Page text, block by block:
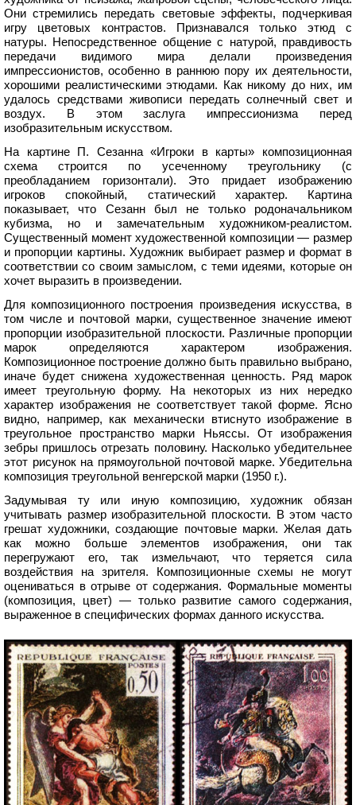
Они стремились передать световые эффекты, подчеркивая
игру цветовых контрастов. Признавался только этюд с
натуры. Непосредственное общение с натурой, правдивость
передачи видимого мира делали произведения
импрессионистов, особенно в раннюю пору их деятельности,
хорошими реалистическими этюдами. Как никому до них, им
удалось средствами живописи передать солнечный свет и
воздух. В этом заслуга импрессионизма перед
изобразительным искусством.
На картине П. Сезанна «Игроки в карты» композиционная
схема строится по усеченному треугольнику (с
преобладанием горизонтали). Это придает изображению
игроков спокойный, статический характер. Картина
показывает, что Сезанн был не только родоначальником
кубизма, но и замечательным художником-peaлистом.
Существенный момент художественной композиции — размер
и пропорции картины. Художник выбирает размер и формат в
соответствии со своим замыслом, с теми идеями, которые он
хочет выразить в произведении.
Для композиционного построения произведения искусства, в
том числе и почтовой марки, существенное значение имеют
пропорции изобразительной плоскости. Различные пропорции
марок определяются характером изображения.
Композиционное построение должно быть правильно выбрано,
иначе будет снижена художественная ценность. Ряд марок
имеет треугольную форму. На некоторых из них нередко
характер изображения не соответствует такой форме. Ясно
видно, например, как механически втиснуто изображение в
треугольное пространство марки Ньяссы. От изображения
зебры пришлось отрезать половину. Насколько убедительнее
этот рисунок на прямоугольной почтовой марке. Убедительна
композиция треугольной венгерской марки (1950 г.).
Задумывая ту или иную композицию, художник обязан
учитывать размер изобразительной плоскости. В этом часто
грешат художники, создающие почтовые марки. Желая дать
как можно больше элементов изображения, они так
перегружают его, так измельчают, что теряется сила
воздействия на зрителя. Композиционные схемы не могут
оцениваться в отрыве от содержания. Формальные моменты
(композиция, цвет) — только развитие самого содержания,
выраженное в специфических формах данного искусства.